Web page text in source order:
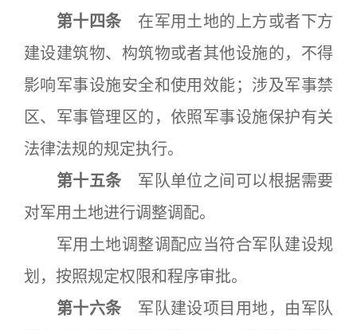
第十四条 在军用土地的上方或者下方
建设建筑物、构筑物或者其他设施的，不得
影响军事设施安全和使用效能；涉及军事禁
区、军事管理区的，依照军事设施保护有关
法律法规的规定执行。
第十五条 军队单位之间可以根据需要
对军用土地进行调整调配。
军用土地调整调配应当符合军队建设规
划，按照规定权限和程序审批。
第十六条 军队建设项目用地，由军队